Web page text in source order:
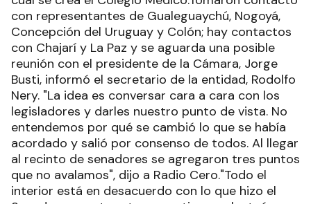
con representantes de Gualeguaychú, Nogoyá,
Concepción del Uruguay y Colón; hay contactos
con Chajarí y La Paz y se aguarda una posible
reunión con el presidente de la Cámara, Jorge
Busti, informó el secretario de la entidad, Rodolfo
Nery. "La idea es conversar cara a cara con los
legisladores y darles nuestro punto de vista. No
entendemos por qué se cambió lo que se había
acordado y salió por consenso de todos. Al llegar
al recinto de senadores se agregaron tres puntos
que no avalamos", dijo a Radio Cero."Todo el
interior está en desacuerdo con lo que hizo el